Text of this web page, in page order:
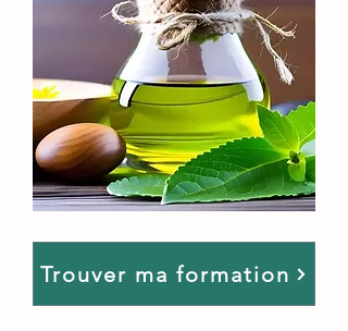
Trouver ma formation